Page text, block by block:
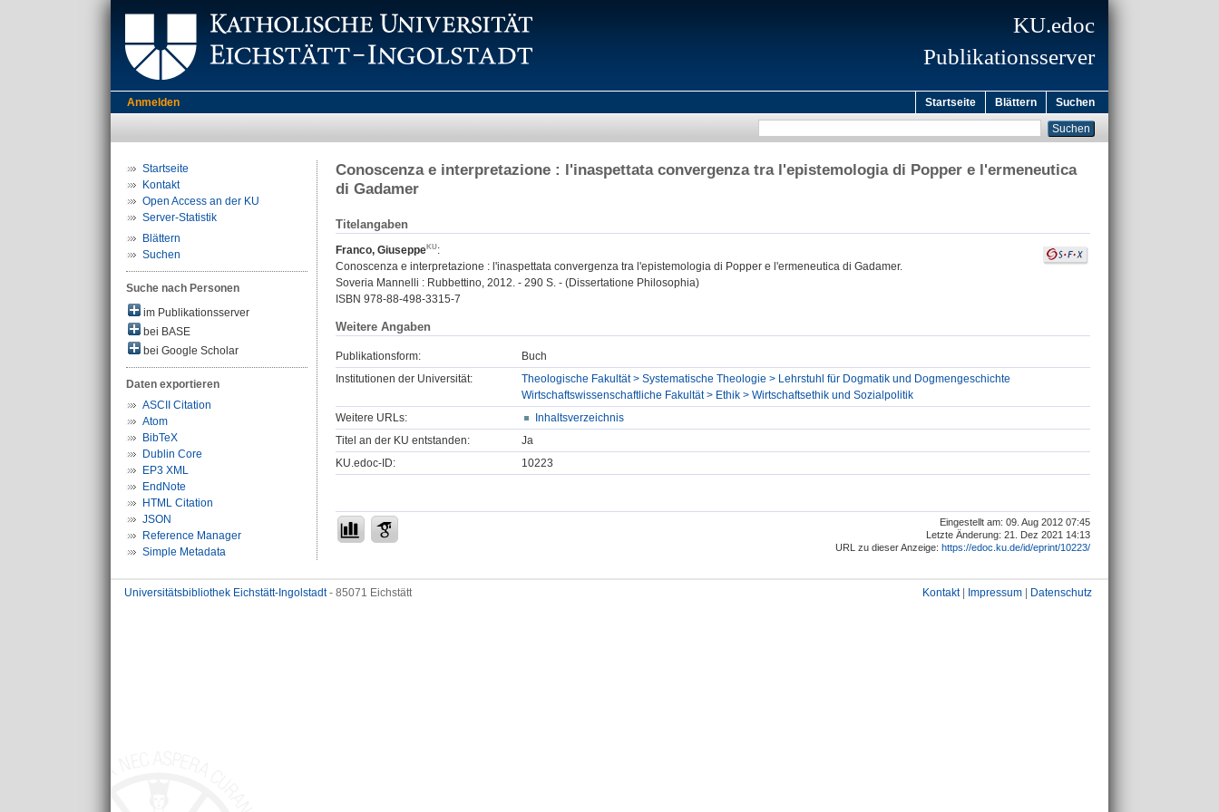
KU.edoc
Publikationsserver
Anmelden Startseite Blättern Suchen
Startseite
Kontakt
Open Access an der KU
Server-Statistik
Blättern
Suchen
Suche nach Personen
im Publikationsserver
bei BASE
bei Google Scholar
Daten exportieren
ASCII Citation
Atom
BibTeX
Dublin Core
EP3 XML
EndNote
HTML Citation
JSON
Reference Manager
Simple Metadata
Conoscenza e interpretazione : l'inaspettata convergenza tra l'epistemologia di Popper e l'ermeneutica
di Gadamer
Titelangaben
Franco, Giuseppe
:
Conoscenza e interpretazione : l'inaspettata convergenza tra l'epistemologia di Popper e l'ermeneutica di Gadamer.
Soveria Mannelli : Rubbettino, 2012. - 290 S. - (Dissertatione Philosophia)
ISBN 978-88-498-3315-7
Weitere Angaben
Publikationsform:
Buch
Institutionen der Universität:
Theologische Fakultät > Systematische Theologie > Lehrstuhl für Dogmatik und Dogmengeschichte
Wirtschaftswissenschaftliche Fakultät > Ethik > Wirtschaftsethik und Sozialpolitik
Weitere URLs:
Inhaltsverzeichnis
Titel an der KU entstanden:
Ja
KU.edoc-ID:
10223
Eingestellt am: 09. Aug 2012 07:45
Letzte Änderung: 21. Dez 2021 14:13
URL zu dieser Anzeige: https://edoc.ku.de/id/eprint/10223/
Universitätsbibliothek Eichstätt-Ingolstadt- 85071 Eichstätt Kontakt| Impressum Datenschutz